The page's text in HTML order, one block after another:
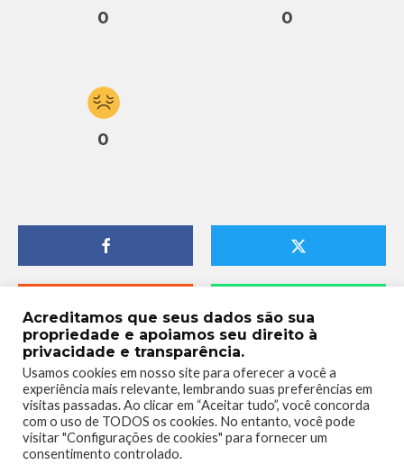
0 0
0
Acreditamos que seus dados são sua
propriedade e apoiamos seu direito à
privacidade e transparência.
Usamos cookies em nosso site para oferecer a você a
experiência mais relevante, lembrando suas preferências em
visitas passadas. Ao clicar em “Aceitar tudo”, você concorda
com o uso de TODOS os cookies. No entanto, você pode
visitar "Configurações de cookies" para fornecer um
consentimento controlado.